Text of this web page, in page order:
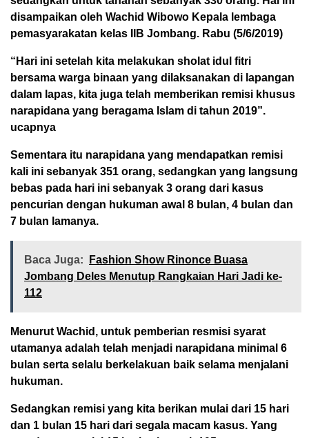
disampaikan oleh Wachid Wibowo Kepala lembaga
pemasyarakatan kelas IIB Jombang. Rabu (5/6/2019)
“Hari ini setelah kita melakukan sholat idul fitri
bersama warga binaan yang dilaksanakan di lapangan
dalam lapas, kita juga telah memberikan remisi khusus
narapidana yang beragama Islam di tahun 2019”.
ucapnya
Sementara itu narapidana yang mendapatkan remisi
kali ini sebanyak 351 orang, sedangkan yang langsung
bebas pada hari ini sebanyak 3 orang dari kasus
pencurian dengan hukuman awal 8 bulan, 4 bulan dan
7 bulan lamanya.
Baca Juga:
Fashion Show Rinonce Buasa
Jombang Deles Menutup Rangkaian Hari Jadi ke-
112
Menurut Wachid, untuk pemberian resmisi syarat
utamanya adalah telah menjadi narapidana minimal 6
bulan serta selalu berkelakuan baik selama menjalani
hukuman.
Sedangkan remisi yang kita berikan mulai dari 15 hari
dan 1 bulan 15 hari dari segala macam kasus. Yang